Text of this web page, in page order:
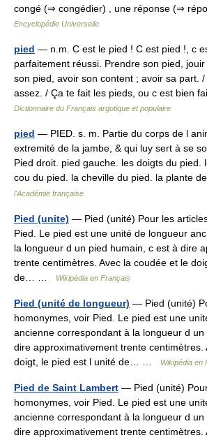
congé (⇒ congédier) , une réponse (⇒
Encyclopédie Universelle
pied — n.m. C est le pied ! C est pied !, c
parfaitement réussi. Prendre son pied,
son pied, avoir son content ; avoir sa part.
assez. / Ça te fait les pieds, ou c est bien
Dictionnaire du Français argotique et populaire
pied — PIED. s. m. Partie du corps de l
extremité de la jambe, & qui luy sert à se
Pied droit. pied gauche. les doigts du pied.
cou du pied. la cheville du pied. la plante
l'Académie française
Pied (unite) — Pied (unité) Pour les
Pied. Le pied est une unité de longueur
la longueur d un pied humain, c est à dire
trente centimètres. Avec la coudée et le
de… …
Wikipédia en Français
Pied (unité de longueur) — Pied (unité)
homonymes, voir Pied. Le pied est une
ancienne correspondant à la longueur d
dire approximativement trente centimètres.
doigt, le pied est l unité de… …
Wikipédia en
Pied de Saint Lambert — Pied (unité)
homonymes, voir Pied. Le pied est une
ancienne correspondant à la longueur d
dire approximativement trente centimètres.